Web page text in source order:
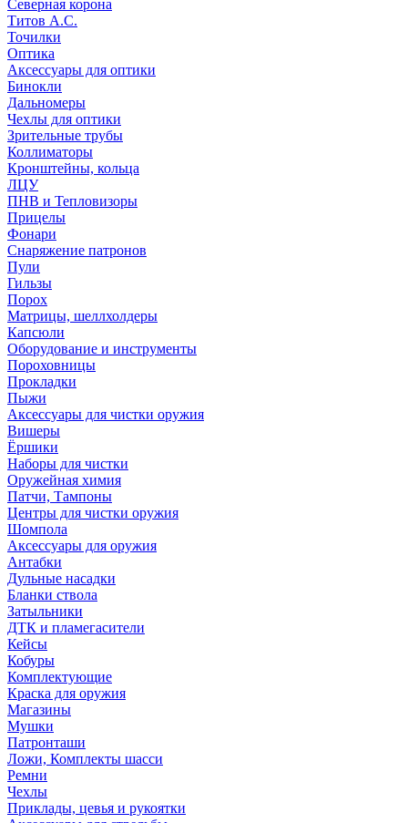
Северная корона
Титов А.С.
Точилки
Оптика
Аксессуары для оптики
Бинокли
Дальномеры
Чехлы для оптики
Зрительные трубы
Коллиматоры
Кронштейны, кольца
ЛЦУ
ПНВ и Тепловизоры
Прицелы
Фонари
Снаряжение патронов
Пули
Гильзы
Порох
Матрицы, шеллхолдеры
Капсюли
Оборудование и инструменты
Пороховницы
Прокладки
Пыжи
Аксессуары для чистки оружия
Вишеры
Ёршики
Наборы для чистки
Оружейная химия
Патчи, Тампоны
Центры для чистки оружия
Шомпола
Аксессуары для оружия
Антабки
Дульные насадки
Бланки ствола
Затыльники
ДТК и пламегасители
Кейсы
Кобуры
Комплектующие
Краска для оружия
Магазины
Мушки
Патронташи
Ложи, Комплекты шасси
Ремни
Чехлы
Приклады, цевья и рукоятки